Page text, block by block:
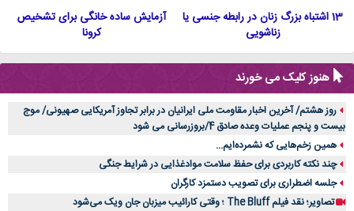
13 اشتباه بزرگ زنان در رابطه جنسی یا
زناشویی
آزمایش ساده خانگی برای تشخیص
کرونا
هنوز کلیک می خورند
روز هشتم/ آخرین اخبار مقاومت ملی ایرانیان در برابر تجاوز آمریکایی صهیونی/ موج
بیست و پنجم عملیات وعده صادق 4/بروزرسانی می شود
همین زخم‌هایی که نشمرده‌ایم...
چند نکته کاربردی برای حفظ سلامت موادغذایی در شرایط جنگی
جلسه اضطراری برای تصویب دستمزد کارگران
تصاویر؛ نقد فیلم The Bluff ؛ وقتی کارائیب میزبان جان ویک می‌شود